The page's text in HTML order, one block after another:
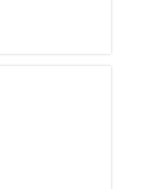
Questo